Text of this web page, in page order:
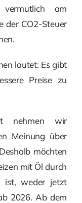
am
der CO2-Steuer
lautet: Es gibt
Preise zu
nehmen wir
Meinung über
möchten
mit Öl durch
ist, weder jetzt
2026. Ab dem